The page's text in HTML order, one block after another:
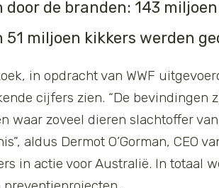
de branden: 143
51 miljoen kikkers werden
in opdracht van WWF
cijfers zien. “De bevindingen
waar zoveel dieren slachtoffer
aldus Dermot O’Gorman, CEO
in actie voor Australië. In totaal